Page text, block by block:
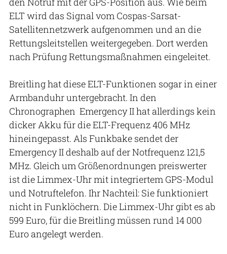
ELT wird das Signal vom Cospas-Sarsat-
Satellitennetzwerk aufgenommen und an die
Rettungsleitstellen weitergegeben. Dort werden
nach Prüfung Rettungsmaßnahmen eingeleitet.
Breitling hat diese ELT-Funktionen sogar in einer
Armbanduhr untergebracht. In den
Chronographen Emergency II hat allerdings kein
dicker Akku für die ELT-Frequenz 406 MHz
hineingepasst. Als Funkbake sendet der
Emergency II deshalb auf der Notfrequenz 121,5
MHz. Gleich um Größenordnungen preiswerter
ist die Limmex-Uhr mit integriertem GPS-Modul
und Notruftelefon. Ihr Nachteil: Sie funktioniert
nicht in Funklöchern. Die Limmex-Uhr gibt es ab
599 Euro, für die Breitling müssen rund 14 000
Euro angelegt werden.